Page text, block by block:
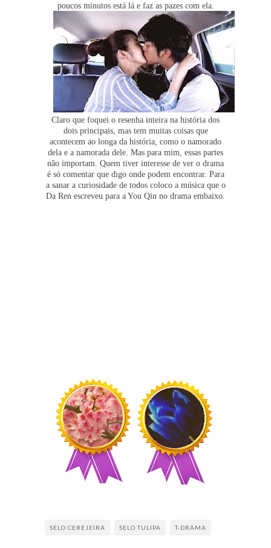
poucos minutos está lá e faz as pazes com ela.
Claro que foquei o resenha inteira na história dos
dois principais, mas tem muitas coisas que
acontecem ao longa da história, como o namorado
dela e a namorada dele. Mas para mim, essas partes
não importam. Quem tiver interesse de ver o drama
é só comentar que digo onde podem encontrar. Para
a sanar a curiosidade de todos coloco a música que o
Da Ren escreveu para a You Qin no drama embaixo.
SELO CEREJEIRA SELO TULIPA T-DRAMA